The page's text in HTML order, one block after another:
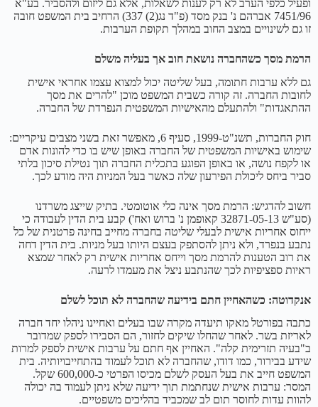
ופעיל כלפי הערב לא רק לענות לשאלות, אלא גם ליזום ולהסביר. בע"א
7451/96 אברהם נ' בנק מסד (פ"ד נג(2) 337) הרחיב בית המשפט חובה
זו גם לשינויים במצב החוב במהלך תקופת הערבות.
הרמת מסך כשהחברה נושאת חוב אך בעליה משלם
גם ללא ערבות חתומה, בעל שליטה יכול למצוא עצמו אחראי אישית
לחובות החברה. זה קורה כשבית המשפט מוכן "להרים את מסך
ההתאגדות" ולהתעלם מהאישיות המשפטית הנפרדת של החברה.
חוק החברות, תשנ"ט-1999, סעיף 6, מאפשר זאת בשני מצבים עיקריים:
שימוש באישיות המשפטית של החברה באופן שיש בו כדי להונות אדם
או לקפח נושה, או באופן הפוגע בתכלית החברה תוך נטילת סיכון בלתי
סביר ביחס ליכולת הפירעון שלה כאשר בעל המניות היה מודע לכך.
חשוב להדגיש: הרמת מסך אינה כלי אוטומטי. בתיק שייצג משרדנו
(סע"ש 32871-05-13 קאופמן נ' ברוש ואח') קבע בית הדין לעבודה כי
ייחוס אחריות אישית לבעלי שליטה בחברה מחייב בחינה פרטנית של כל
נתבע בנפרד, ולא ניתן להסתפק בעצם היותו בעל מניות. בית הדין דחה
את רוב הטענות להרמת מסך וייחס אחריות אישית רק לאחר שמצא
ראיות ספציפיות לכך שהנתבע ניצל את מעמדו לרעה.
אנקדוטה: כשהאחיין חתם בידיעה שהחברה לא תוכל לשלם
כתבה בפורטל מאקו תיעדה מקרה שבו בעלים ואחיינו ניהלו יחד חברה
לאריזת בשר. לאחר שהחלו שיקים לחזור, הם הסבירו לספק שמדובר
ב"בעיה תזרימית קלה". האחיין אף חתם על ערבות אישית לספק למרות
שידע בבירור, כמו דודו, שהחברה לא תוכל לעמוד בהתחייבויותיה. בית
המשפט חייב את בעל העסק לשלם מכיסו הפרטי כ-600,000 שקל.
המסר: ערבות אישית שנחתמת תוך ידיעה שלא ניתן לעמוד בה יכולה
להוות עדות לחוסר תום לב שמכביד בהליכים משפטיים.